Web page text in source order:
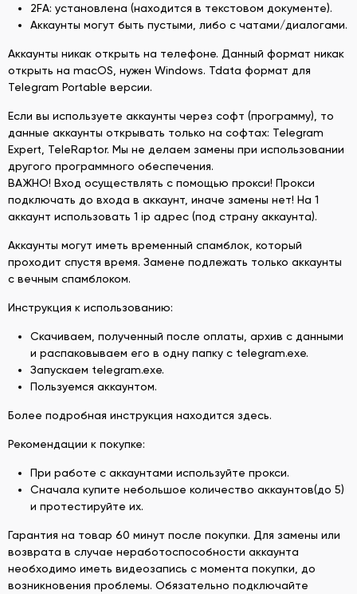
2FA: установлена (находится в текстовом документе).
Аккаунты могут быть пустыми, либо с чатами/диалогами.
Аккаунты никак открыть на телефоне. Данный формат никак
открыть на macOS, нужен Windows. Tdata формат для
Telegram Portable версии.
Если вы используете аккаунты через софт (программу), то
данные аккаунты открывать только на софтах: Telegram
Expert, TeleRaptor. Мы не делаем замены при использовании
другого программного обеспечения.
ВАЖНО! Вход осуществлять с помощью прокси! Прокси
подключать до входа в аккаунт, иначе замены нет! На 1
аккаунт использовать 1 ip адрес (под страну аккаунта).
Аккаунты могут иметь временный спамблок, который
проходит спустя время. Замене подлежать только аккаунты
с вечным спамблоком.
Инструкция к использованию:
Скачиваем, полученный после оплаты, архив с данными
и распаковываем его в одну папку с telegram.exe.
Запускаем telegram.exe.
Пользуемся аккаунтом.
Более подробная инструкция находится здесь.
Рекомендации к покупке:
При работе с аккаунтами используйте прокси.
Сначала купите небольшое количество аккаунтов(до 5)
и протестируйте их.
Гарантия на товар 60 минут после покупки. Для замены или
возврата в случае неработоспособности аккаунта
необходимо иметь видеозапись с момента покупки, до
возникновения проблемы. Обязательно подключайте